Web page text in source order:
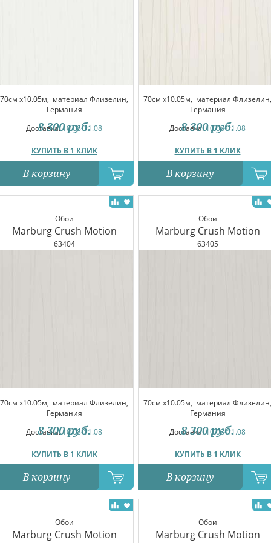
70см x10.05м, материал Флизелин,
Германия
Доставка:10.08-11.08
КУПИТЬ В 1 КЛИК
8 300 руб.
В корзину
70см x10.05м, материал Флизелин,
Германия
Доставка:10.08-11.08
КУПИТЬ В 1 КЛИК
8 300 руб.
В корзину
Обои
Marburg Crush Motion
63404
70см x10.05м, материал Флизелин,
Германия
Доставка:10.08-11.08
КУПИТЬ В 1 КЛИК
8 300 руб.
В корзину
Обои
Marburg Crush Motion
63405
70см x10.05м, материал Флизелин,
Германия
Доставка:10.08-11.08
КУПИТЬ В 1 КЛИК
8 300 руб.
В корзину
Обои
Marburg Crush Motion
Обои
Marburg Crush Motion